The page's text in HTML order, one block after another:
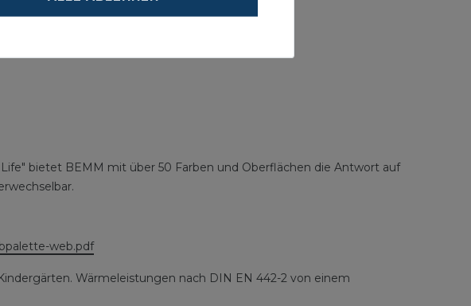
bietet BEMM mit über 50 Farben und Oberflächen die Antwort auf
web.pdf
Wärmeleistungen nach DIN EN 442-2 von einem